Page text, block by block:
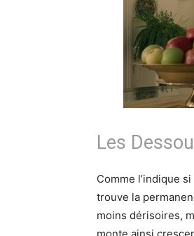
Les
Comme l’indique
trouve la
moins dérisoires,